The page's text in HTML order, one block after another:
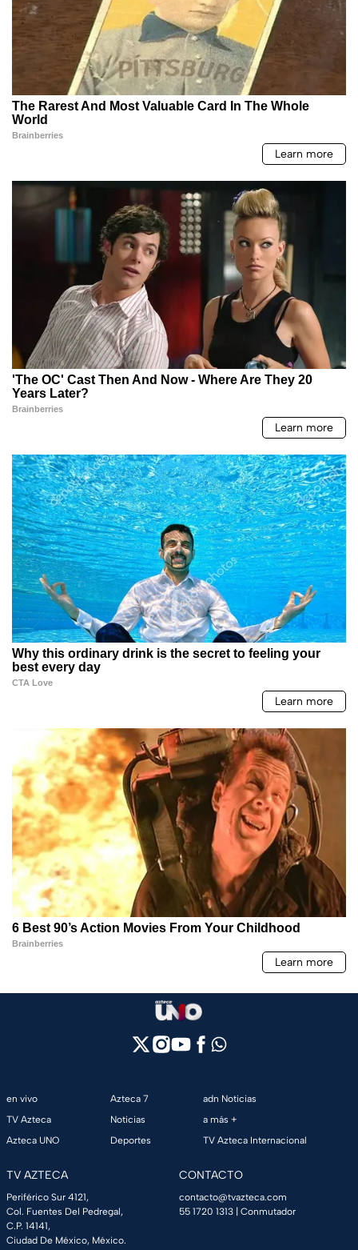
en vivo
TV Azteca
Azteca UNO
Azteca 7
Noticias
Deportes
adn Noticias
a más +
TV Azteca Internacional
TV AZTECA
Periférico Sur 4121,
Col. Fuentes Del Pedregal,
C.P. 14141,
Ciudad De México, México.
CONTACTO
contacto@tvazteca.com
55 1720 1313 | Conmutador